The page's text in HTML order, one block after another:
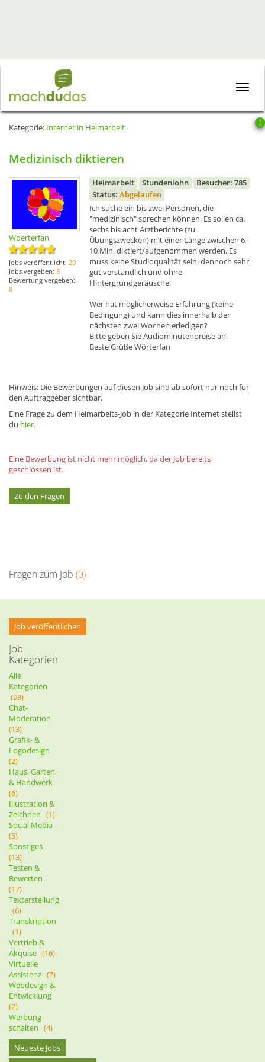
Toggle
!
Kategorie: Internet in Heimarbeit
Medizinisch diktieren
Woerterfan
Jobs veröffentlicht: 29
Jobs vergeben: 8
Bewertung vergeben:
8
Heimarbeit Stundenlohn
Besucher: 785
Status: Abgelaufen
Ich suche ein bis zwei Personen, die
"medizinisch" sprechen können. Es sollen ca.
sechs bis acht Arztberichte (zu
Übungszwecken) mit einer Länge zwischen 6-
10 Min. diktiert/aufgenommen werden. Es
muss keine Studioqualität sein, dennoch sehr
gut verständlich und ohne
Hintergrundgeräusche.
Wer hat möglicherweise Erfahrung (keine
Bedingung) und kann dies innerhalb der
nächsten zwei Wochen erledigen?
Bitte geben Sie Audiominutenpreise an.
Beste Grüße Wörterfan
Hinweis: Die Bewerbungen auf diesen Job sind ab sofort nur noch für
den Auftraggeber sichtbar.
Eine Frage zu dem Heimarbeits-Job in der Kategorie Internet stellst
du hier.
Eine Bewerbung ist nicht mehr möglich, da der Job bereits
geschlossen ist.
Zu den Fragen
Fragen zum Job (0)
Job veröffentlichen
Job
Kategorien
Alle
Kategorien
(93)
Chat-
Moderation
(13)
Grafik- &
Logodesign
(2)
Haus, Garten
& Handwerk
(6)
Illustration &
Zeichnen (1)
Social Media
(5)
Sonstiges
(13)
Testen &
Bewerten
(17)
Texterstellung
(6)
Transkription
(1)
Vertrieb &
Akquise (16)
Virtuelle
Assistenz (7)
Webdesign &
Entwicklung
(2)
Werbung
schalten (4)
Neueste Jobs